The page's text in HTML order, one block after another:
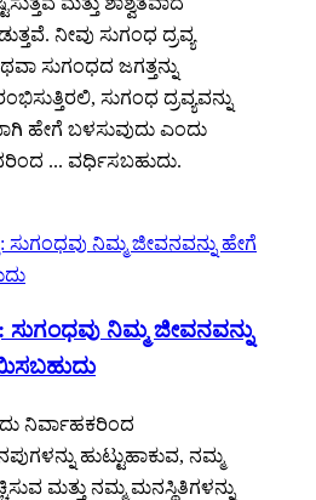
ನೀವು ಸುಗಂಧ ದ್ರವ್ಯ
ಸುಗಂಧದ ಜಗತ್ತನ್ನು
ಸುಗಂಧ ದ್ರವ್ಯವನ್ನು
ಹೇಗೆ ಬಳಸುವುದು ಎಂದು
... ವರ್ಧಿಸಬಹುದು.
ಸುಗಂಧವು ನಿಮ್ಮ ಜೀವನವನ್ನು
ನಿರ್ವಾಹಕರಿಂದ
ಹುಟ್ಟುಹಾಕುವ, ನಮ್ಮ
ಮತ್ತು ನಮ್ಮ ಮನಸ್ಥಿತಿಗಳನ್ನು